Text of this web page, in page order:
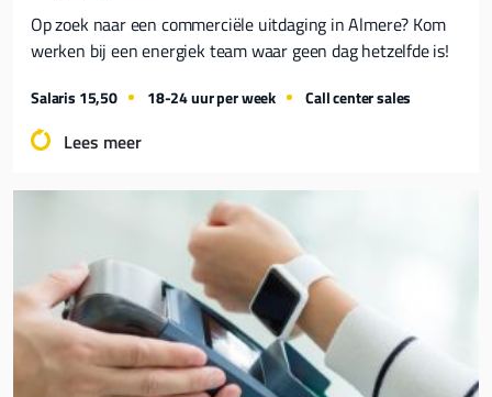
Op zoek naar een commerciële uitdaging in Almere? Kom
werken bij een energiek team waar geen dag hetzelfde is!
Salaris 15,50 18-24 uur per week Call center sales
Lees meer